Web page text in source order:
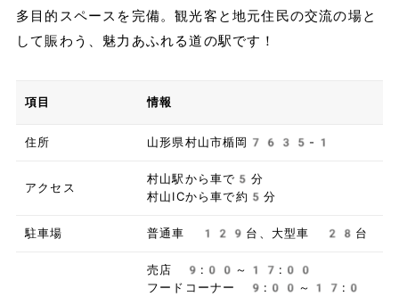
多目的スペースを完備。観光客と地元住民の交流の場と
して賑わう、魅力あふれる道の駅です！
項目 情報
住所 山形県村山市楯岡7635-1
アクセス
村山駅から車で5分
村山ICから車で約5分
駐車場 普通車 129台、大型車 28台
売店 9:00～17:00
フードコーナー 9:00～17:0